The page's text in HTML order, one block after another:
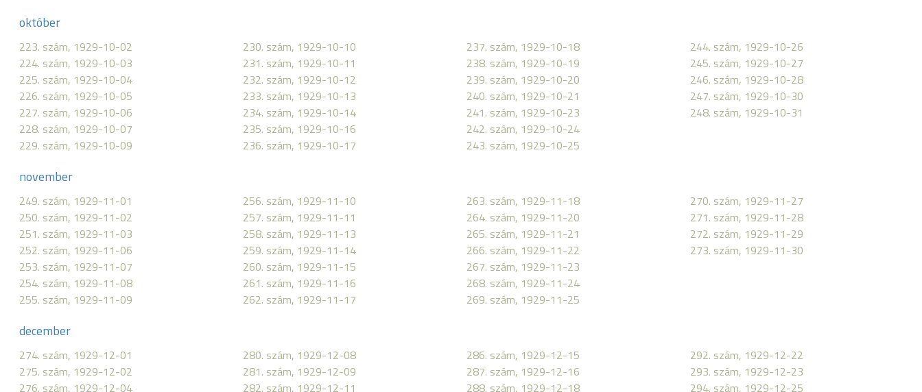
október
223. szám, 1929-10-02
224. szám, 1929-10-03
225. szám, 1929-10-04
226. szám, 1929-10-05
227. szám, 1929-10-06
228. szám, 1929-10-07
229. szám, 1929-10-09
230. szám, 1929-10-10
231. szám, 1929-10-11
232. szám, 1929-10-12
233. szám, 1929-10-13
234. szám, 1929-10-14
235. szám, 1929-10-16
236. szám, 1929-10-17
237. szám, 1929-10-18
238. szám, 1929-10-19
239. szám, 1929-10-20
240. szám, 1929-10-21
241. szám, 1929-10-23
242. szám, 1929-10-24
243. szám, 1929-10-25
244. szám, 1929-10-26
245. szám, 1929-10-27
246. szám, 1929-10-28
247. szám, 1929-10-30
248. szám, 1929-10-31
november
249. szám, 1929-11-01
250. szám, 1929-11-02
251. szám, 1929-11-03
252. szám, 1929-11-06
253. szám, 1929-11-07
254. szám, 1929-11-08
255. szám, 1929-11-09
256. szám, 1929-11-10
257. szám, 1929-11-11
258. szám, 1929-11-13
259. szám, 1929-11-14
260. szám, 1929-11-15
261. szám, 1929-11-16
262. szám, 1929-11-17
263. szám, 1929-11-18
264. szám, 1929-11-20
265. szám, 1929-11-21
266. szám, 1929-11-22
267. szám, 1929-11-23
268. szám, 1929-11-24
269. szám, 1929-11-25
270. szám, 1929-11-27
271. szám, 1929-11-28
272. szám, 1929-11-29
273. szám, 1929-11-30
december
274. szám, 1929-12-01
275. szám, 1929-12-02
276. szám, 1929-12-04
280. szám, 1929-12-08
281. szám, 1929-12-09
282. szám, 1929-12-11
286. szám, 1929-12-15
287. szám, 1929-12-16
288. szám, 1929-12-18
292. szám, 1929-12-22
293. szám, 1929-12-23
294. szám, 1929-12-25